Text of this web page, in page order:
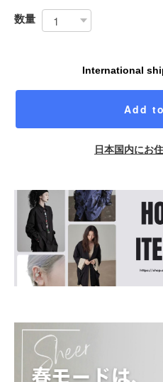
数量
International
Add
日本国内にお